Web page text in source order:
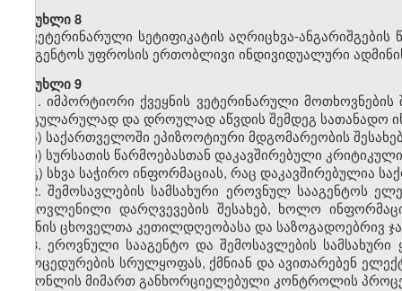
მუხლი 8
ვეტერინარული სეტიფიკატის აღრიცხვა-
სააგენტოს უფროსის ერთობლივი ინდივიდუალური
მუხლი 9
1. იმპორტიორი ქვეყნის ვეტერინარული
რეგულარულად და დროულად აწვდის შემდეგ სათანადო
ა) საქართველოში ეპიზოოტიური მდგომარეობის
ბ) სურსათის წარმოებასთან დაკავშირებული
გ) სხვა საჭირო ინფორმაციას, რაც დაკავშირებულია
2. შემოსავლების სამსახური ეროვნულ სააგენტოს
გამოვლენილი დარღვევების შესახებ, ხოლო
უქმნის ცხოველთა კეთილდღეობასა და საზოგადოებრივ
3. ეროვნული სააგენტოდაშემოსავლების სამსახური
პროცედურების სრულყოფას, ქმნიან და ავითარებენ
საქონლის მიმართ განხორციელებული კონტროლის